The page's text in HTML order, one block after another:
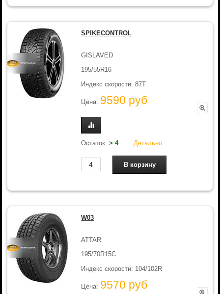
SPIKECONTROL
GISLAVED
195/55R16
Индекс скорости: 87T
Цена: 9590 руб
Остаток:> 4 Детально
W03
ATTAR
195/70R15C
Индекс скорости: 104/102R
Цена: 9570 руб